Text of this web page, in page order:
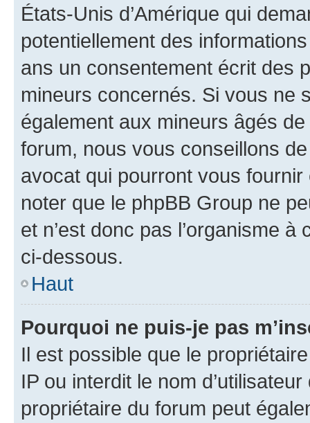
États-Unis d’Amérique qui
potentiellement des
ans un consentement écrit des
mineurs concernés. Si vous ne
également aux mineurs âgés
forum, nous vous conseillons
avocat qui pourront vous
noter que le phpBB Group ne
et n’est donc pas l’organisme
ci-dessous.
Haut
Pourquoi ne puis-je pas
Il est possible que le
IP ou interdit le nom
propriétaire du forum peut